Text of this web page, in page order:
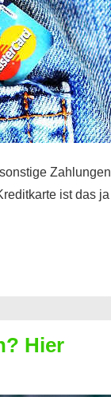
Zahlungen
ist das ja
Hier